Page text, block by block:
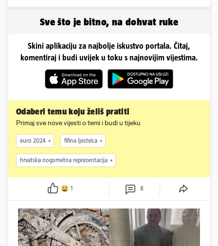
Sve što je bitno, na dohvat ruke
Skini aplikaciju za najbolje iskustvo portala. Čitaj,
komentiraj i budi uvijek u toku s najnovijim vijestima.
Odaberi temu koju želiš pratiti
Primaj sve nove vijesti o temi i budi u tijeku
euro 2024 fifina ljestvica
hrvatska nogometna reprezentacija
1 8